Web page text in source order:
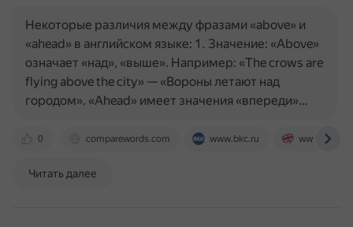
0 comparewords.com www.bkc.ru www.e-
Некоторые различия между фразами «above» и
«ahead» в английском языке: 1. Значение: «Above»
означает «над», «выше». Например: «The crows are
flying above the city» — «Вороны летают над
городом». «Ahead» имеет значения «впереди»…
Читать далее